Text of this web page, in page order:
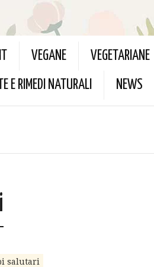
VEGANE VEGETARIANE
E RIMEDI NATURALI NEWS
salutari